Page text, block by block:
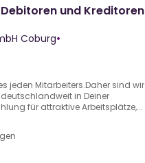
und Kreditoren
Coburg•
jeden Mitarbeiters.Daher sind wir
in Deiner
für attraktive Arbeitsplätze,...